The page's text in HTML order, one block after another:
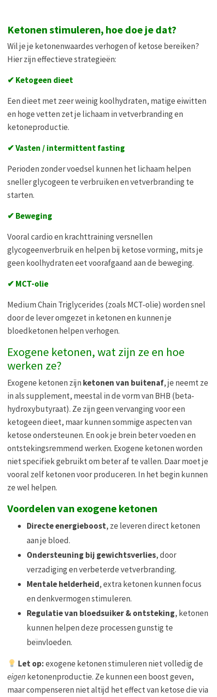
Ketonen stimuleren, hoe doe je dat?
Wil je je ketonenwaardes verhogen of ketose bereiken?
Hier zijn effectieve strategieën:
✔ Ketogeen dieet
Een dieet met zeer weinig koolhydraten, matige eiwitten
en hoge vetten zet je lichaam in vetverbranding en
ketoneproductie.
✔Vasten / intermittent fasting
Perioden zonder voedsel kunnen het lichaam helpen
sneller glycogeen te verbruiken en vetverbranding te
starten.
✔ Beweging
Vooral cardio en krachttraining versnellen
glycogeenverbruik en helpen bij ketose vorming, mits je
geen koolhydraten eet voorafgaand aan de beweging.
✔ MCT-olie
Medium Chain Triglycerides (zoals MCT-olie) worden snel
door de lever omgezet in ketonen en kunnen je
bloedketonen helpen verhogen.
Exogene ketonen, wat zijn ze en hoe
werken ze?
Exogene ketonen zijnketonen van buitenaf, je neemt ze
in als supplement, meestal in de vorm van BHB (beta-
hydroxybutyraat). Ze zijn geen vervanging voor een
ketogeen dieet, maar kunnen sommige aspecten van
ketose ondersteunen. En ook je brein beter voeden en
ontstekingsremmend werken. Exogene ketonen worden
niet specifiek gebruikt om beter af te vallen. Daar moet je
vooral zelf ketonen voor produceren. In het begin kunnen
ze wel helpen.
Voordelen van exogene ketonen
Directe energieboost, ze leveren direct ketonen
aan je bloed.
Ondersteuning bij gewichtsverlies, door
verzadiging en verbeterde vetverbranding.
Mentale helderheid, extra ketonen kunnen focus
en denkvermogen stimuleren.
Regulatie van bloedsuiker & ontsteking, ketonen
kunnen helpen deze processen gunstig te
beïnvloeden.
Let op:exogene ketonen stimuleren niet volledig de
eigen ketonenproductie. Ze kunnen een boost geven,
maar compenseren niet altijd het effect van ketose die via